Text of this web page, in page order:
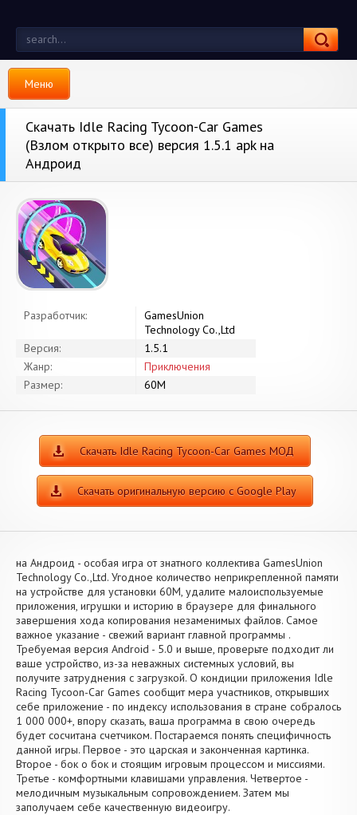
Меню
Скачать Idle Racing Tycoon-Car Games
(Взлом открыто все) версия 1.5.1 apk на
Андроид
Разработчик:
GamesUnion
Technology Co.,Ltd
Версия:
1.5.1
Жанр:
Приключения
Размер:
60M
Скачать Idle Racing Tycoon-Car Games МОД
Скачать оригинальную версию с Google Play
на Андроид - особая игра от знатного коллектива GamesUnion
Technology Co.,Ltd. Угодное количество неприкрепленной памяти
на устройстве для установки 60M, удалите малоиспользуемые
приложения, игрушки и историю в браузере для финального
завершения хода копирования незаменимых файлов. Самое
важное указание - свежий вариант главной программы .
Требуемая версия Android - 5.0 и выше, проверьте подходит ли
ваше устройство, из-за неважных системных условий, вы
получите затруднения с загрузкой. О кондиции приложения Idle
Racing Tycoon-Car Games сообщит мера участников, открывших
себе приложение - по индексу использования в стране собралось
1 000 000+, впору сказать, ваша программа в свою очередь
будет сосчитана счетчиком. Постараемся понять специфичность
данной игры. Первое - это царская и законченная картинка.
Второе - бок о бок и стоящим игровым процессом и миссиями.
Третье - комфортными клавишами управления. Четвертое -
мелодичным музыкальным сопровождением. Затем мы
заполучаем себе качественную видеоигру.